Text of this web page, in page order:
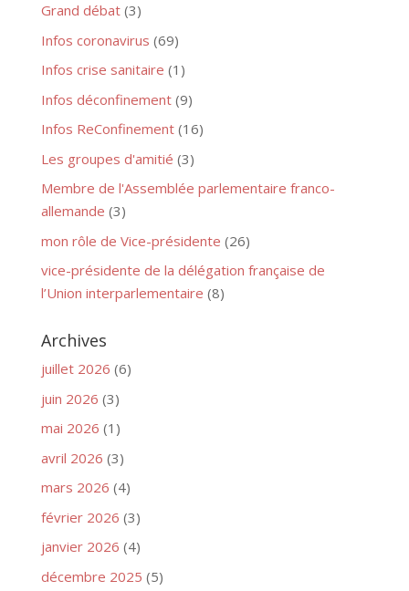
Grand débat(3)
Infos coronavirus (69)
Infos crise sanitaire (1)
Infos déconfinement(9)
Infos ReConfinement(16)
Les groupes d'amitié (3)
Membre de l'Assemblée parlementaire franco-
allemande (3)
mon rôle de Vice-présidente (26)
vice-présidente de la délégation française de
l’Union interparlementaire (8)
Archives
juillet 2026 (6)
juin 2026 (3)
mai 2026 (1)
avril 2026 (3)
mars 2026 (4)
février 2026 (3)
janvier 2026 (4)
décembre 2025 (5)